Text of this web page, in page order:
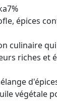
épices
culinaire
riches et
végétale